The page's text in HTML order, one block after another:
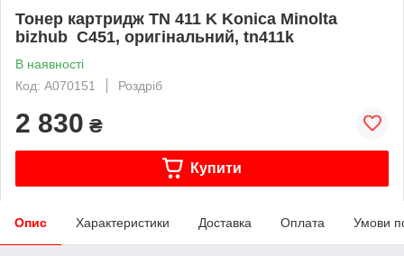
Toнер картридж TN 411 K Konica Minolta
bizhub C451, оригінальний, tn411k
В наявності
Код: A070151
Роздріб
2 830 ₴
Купити
Опис Характеристики Доставка Оплата Умови